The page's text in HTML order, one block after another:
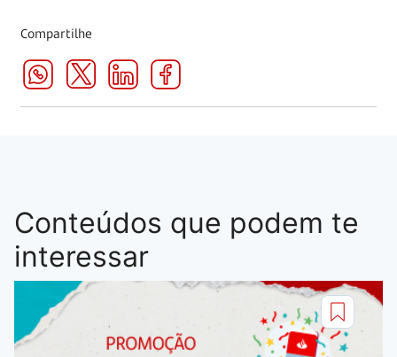
Compartilhe
Conteúdos que podem te
interessar